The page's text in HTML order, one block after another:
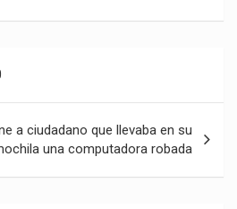
a ciudadano que llevaba en su
una computadora robada